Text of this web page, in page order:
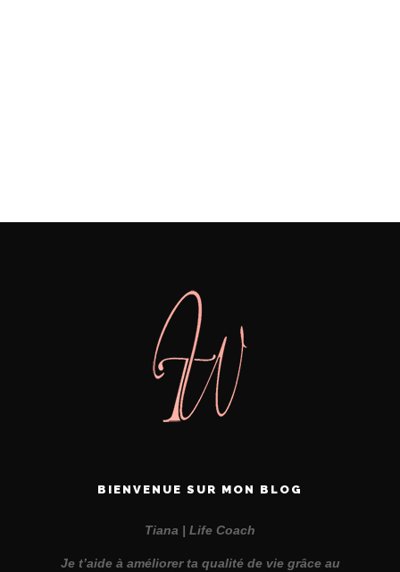
BIENVENUE SUR MON BLOG
Tiana | Life Coach
Je t’aide à améliorer ta qualité de vie grâce au